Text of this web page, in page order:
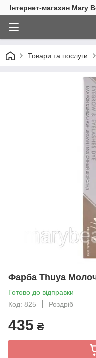
Інтернет-магазин Mary
Товари та послуги
Фарба Thuya
Готово до відправки
Код: 825
Роздріб
435 ₴